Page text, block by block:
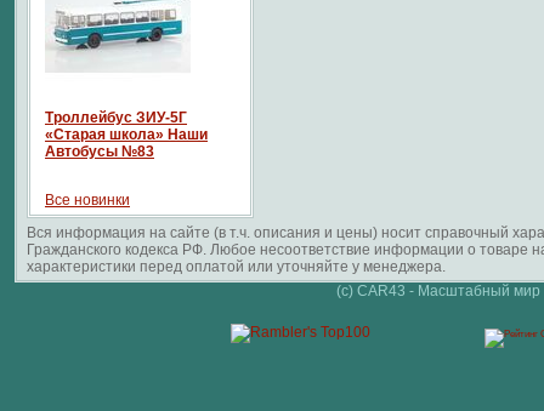
Троллейбус ЗИУ-5Г
«Старая школа» Наши
Автобусы №83
Все новинки
Вся информация на сайте (в т.ч. описания и цены) носит справочный
Гражданского кодекса РФ. Любое несоответствие информации о
характеристики перед оплатой или уточняйте у менеджера.
(c) CAR43 - Масштабный мир